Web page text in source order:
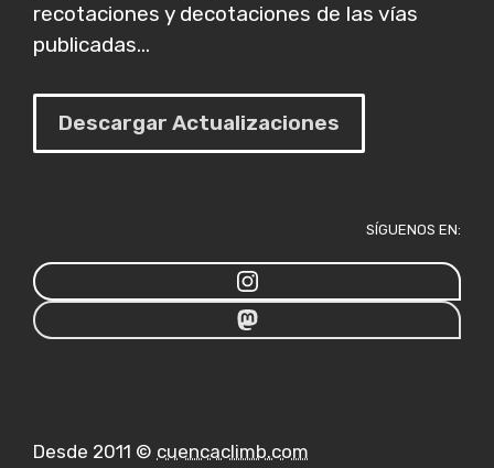
recotaciones y decotaciones de las vías
publicadas...
Descargar Actualizaciones
SÍGUENOS EN:
Desde 2011 © cuencaclimb.com